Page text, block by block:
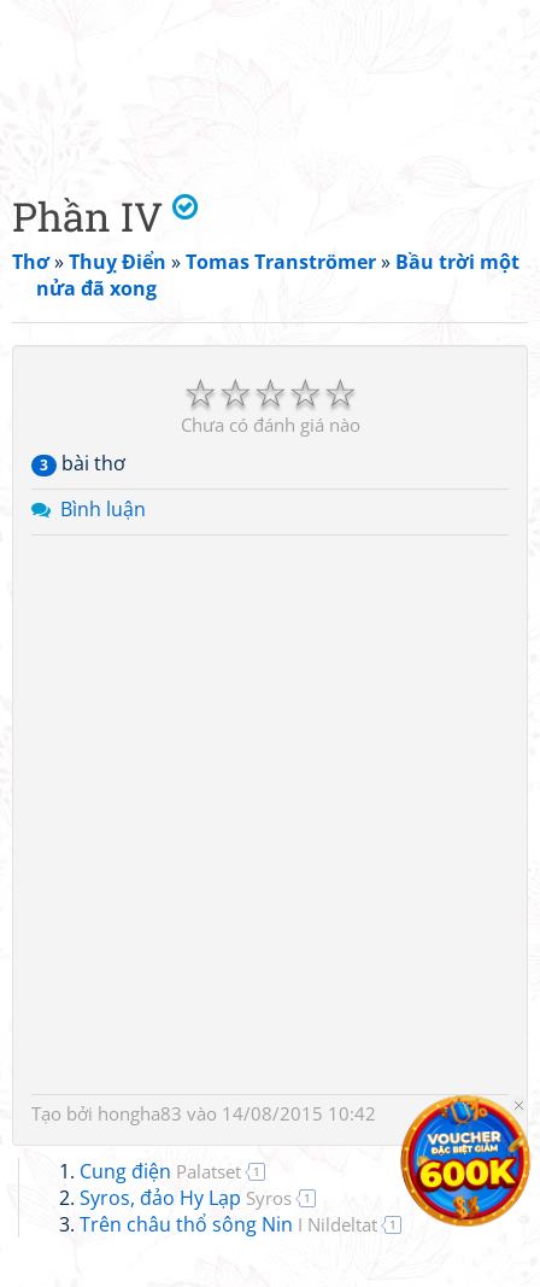
Phần IV
Thơ»Thuỵ Điển »Tomas Tranströmer» Bầu trời một
nửa đã xong
☆
☆
☆
☆
☆
Chưa có đánh giá nào
3
bài thơ
Bình luận
Tạo bởi hongha83 vào 14/08/2015 10:42
Cung điện Palatset 1
Syros, đảo Hy Lạp Syros 1
Trên châu thổ sông Nin I Nildeltat 1